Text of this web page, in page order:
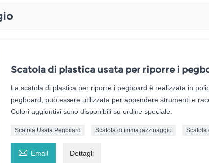
Scatola di plastica usata per riporre i
La scatola di plastica per riporre i pegboard è realizzata in
pegboard, può essere utilizzata per appendere strumenti e
Colori aggiuntivi sono disponibili su ordine speciale.
Scatola Usata Pegboard Scatola di immagazzinaggio Scatola
 Email Dettagli